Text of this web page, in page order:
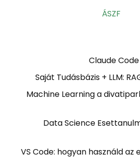
ÁSZF
Claude
Saját Tudásbázis + LLM:
Machine Learning a
Data Science
VS Code: hogyan használd